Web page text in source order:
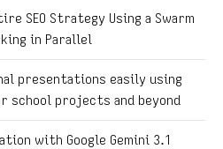
SEO Strategy Using a Swarm
in Parallel
presentations easily using
school projects and beyond
with Google Gemini 3.1